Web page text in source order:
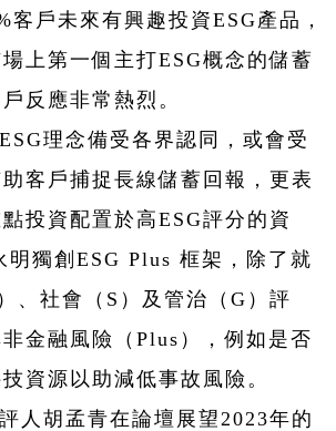
客戶未來有興趣投資ESG產品，
上第一個主打ESG概念的儲蓄
反應非常熱烈。
理念備受各界認同，或會受
客戶捕捉長線儲蓄回報，更表
投資配置於高ESG評分的資
獨創ESG Plus 框架，除了就
、社會（S）及管治（G）評
金融風險（Plus），例如是否
資源以助減低事故風險。
人胡孟青在論壇展望2023年的